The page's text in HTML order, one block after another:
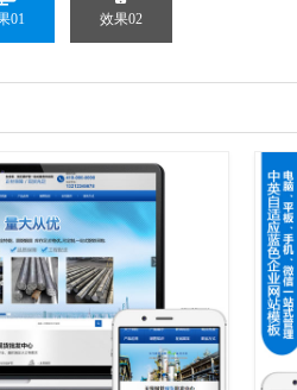
01 效果02